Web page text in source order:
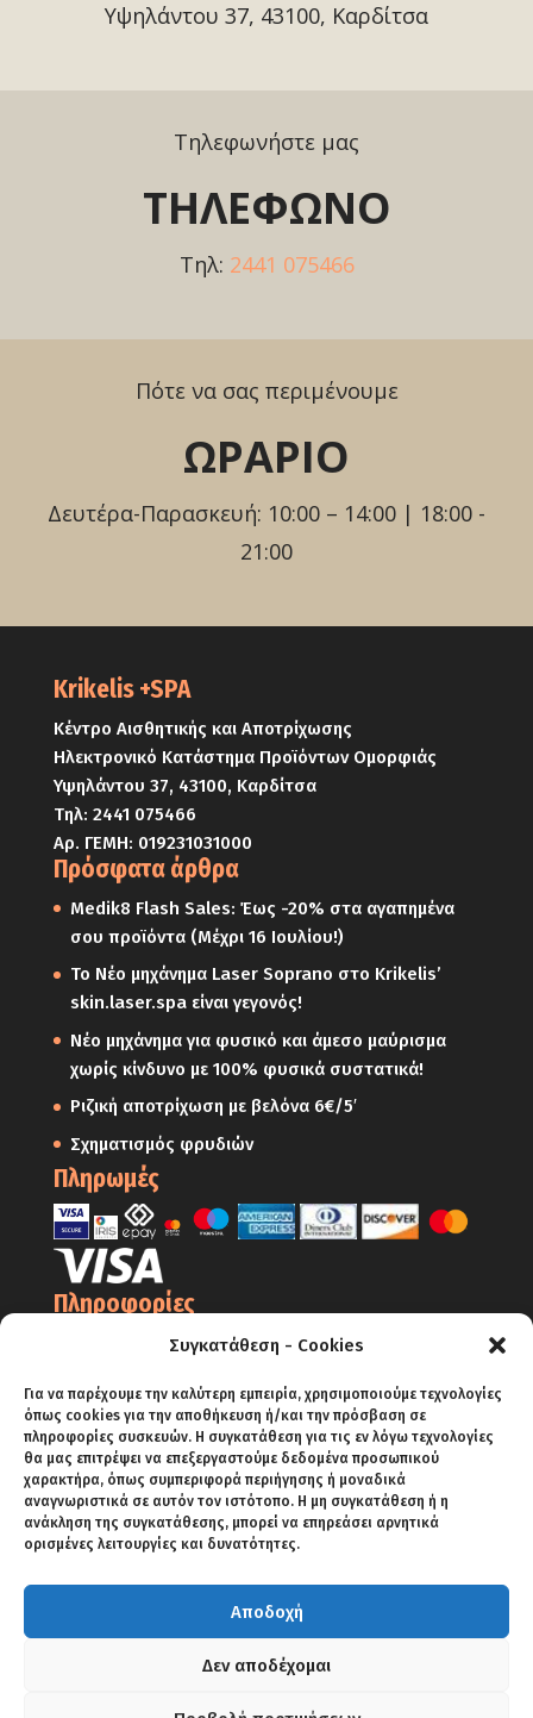
Συγκατάθεση - Cookies
Για να παρέχουμε την καλύτερη εμπειρία, χρησιμοποιούμε τεχνολογίες
όπως cookies για την αποθήκευση ή/και την πρόσβαση σε
πληροφορίες συσκευών. Η συγκατάθεση για τις εν λόγω τεχνολογίες
θα μας επιτρέψει να επεξεργαστούμε δεδομένα προσωπικού
χαρακτήρα, όπως συμπεριφορά περιήγησης ή μοναδικά
αναγνωριστικά σε αυτόν τον ιστότοπο. Η μη συγκατάθεση ή η
ανάκληση της συγκατάθεσης, μπορεί να επηρεάσει αρνητικά
ορισμένες λειτουργίες και δυνατότητες.
Αποδοχή
Δεν αποδέχομαι
Υψηλάντου 37, 43100, Καρδίτσα
Τηλεφωνήστε μας
ΤΗΛΕΦΩΝΟ
Τηλ: 2441 075466
Πότε να σας περιμένουμε
ΩΡΑΡΙΟ
Δευτέρα-Παρασκευή: 10:00 – 14:00 | 18:00 -
21:00
Krikelis +SPA
Κέντρο Αισθητικής και Αποτρίχωσης
Ηλεκτρονικό Κατάστημα Προϊόντων Ομορφιάς
Υψηλάντου 37, 43100, Καρδίτσα
Τηλ: 2441 075466
Αρ. ΓΕΜΗ: 019231031000
Πρόσφατα άρθρα
Medik8 Flash Sales: Έως -20% στα αγαπημένα
σου προϊόντα (Μέχρι 16 Ιουλίου!)
Το Νέο μηχάνημα Laser Soprano στο Krikelis’
skin.laser.spa είναι γεγονός!
Νέο μηχάνημα για φυσικό και άμεσο μαύρισμα
χωρίς κίνδυνο με 100% φυσικά συστατικά!
Ριζική αποτρίχωση με βελόνα 6€/5′
Σχηματισμός φρυδιών
Πληρωμές
Πληροφορίες
Ο Λογαριασμός μου
Όροι Χρήσης
Πολιτική Απορρήτου – Cookies
Πολιτική Επιστροφών
Αποστολές
Πληρωμές
ΑΡΧΙΚΗ SHOP BLOG ΕΠΙΚΟΙΝΩΝΙΑ